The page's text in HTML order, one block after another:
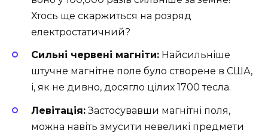
Хтось ще скаржиться на розряд
електростатичний?
Сильні червені магніти: Найсильніше
штучне магнітне поле було створене в США,
і, як не дивно, досягло цілих 1700 тесла.
Левітація:Застосувавши магнітні поля,
можна навіть змусити невеликі предмети